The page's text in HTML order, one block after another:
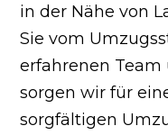
in der Nähe von
Sie vom
erfahrenen
sorgen wir für
sorgfältigen